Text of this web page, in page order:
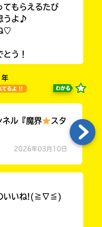
てもらえるたび
うよ♪
♡
う！
年
てるよ !! わかる
ル『魔界
スタ
2026年03月10日
のいいね!(≧∇≦)